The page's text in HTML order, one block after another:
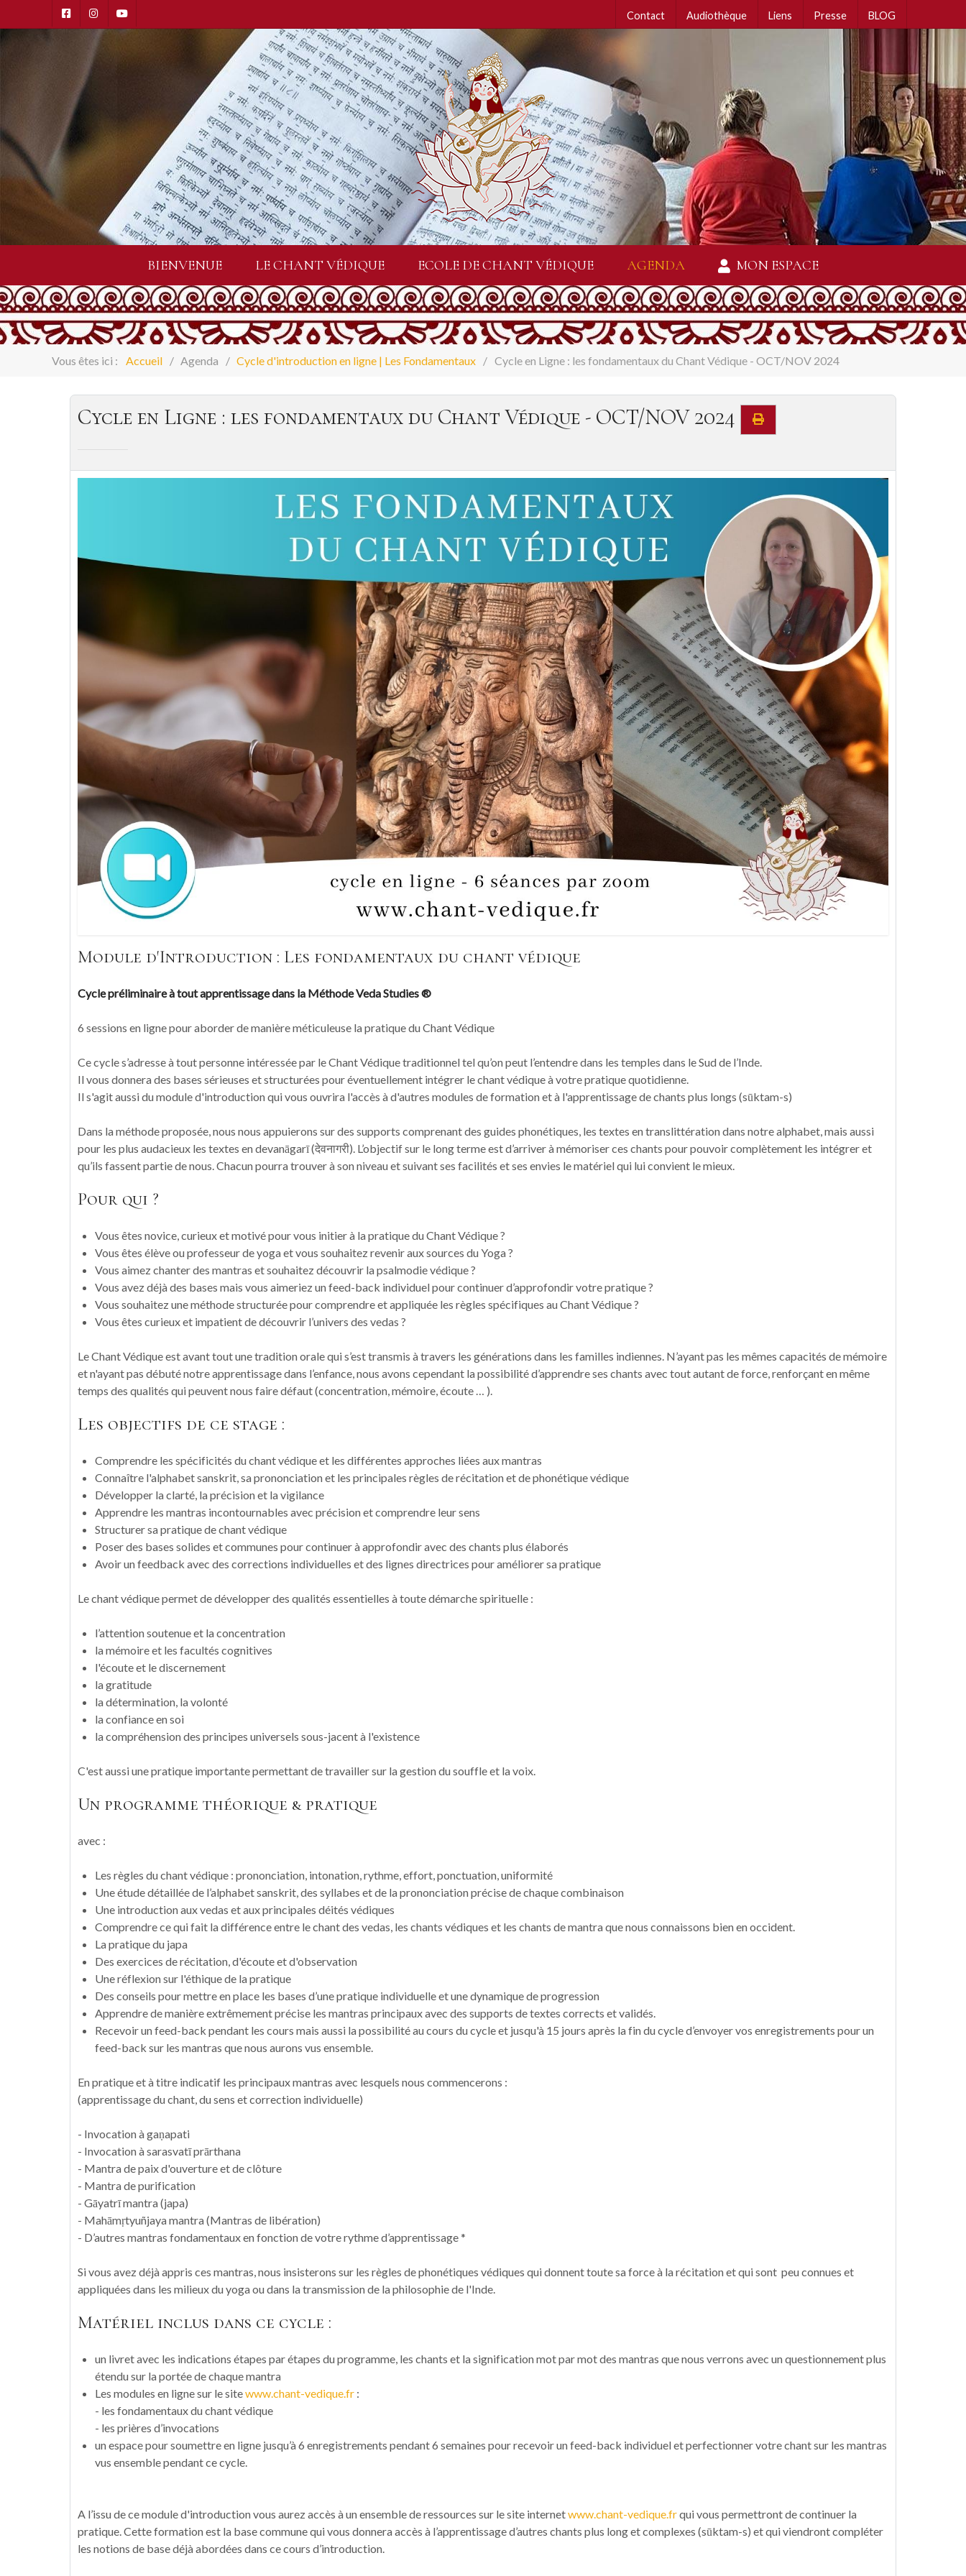
Contact Audiothèque Liens Presse BLOG
BIENVENUE LE CHANT VÉDIQUE ECOLE DE CHANT VÉDIQUE AGENDA MON ESPACE
Vous êtes ici : Accueil Agenda Cycle d'introduction en ligne | Les Fondamentaux Cycle en Ligne : les fondamentaux du Chant Védique - OCT/NOV 2024
Cycle en Ligne : les fondamentaux du Chant Védique - OCT/NOV 2024
Module d'Introduction : Les fondamentaux du chant védique
Cycle préliminaire à tout apprentissage dans la Méthode Veda Studies ®
6 sessions en ligne pour aborder de manière méticuleuse la pratique du Chant Védique
Ce cycle s’adresse à tout personne intéressée par le Chant Védique traditionnel tel qu’on peut l’entendre dans les temples dans le Sud de l’Inde.
Il vous donnera des bases sérieuses et structurées pour éventuellement intégrer le chant védique à votre pratique quotidienne.
Il s'agit aussi du module d'introduction qui vous ouvrira l'accès à d'autres modules de formation et à l'apprentissage de chants plus longs (sūktam-s)
Dans la méthode proposée, nous nous appuierons sur des supports comprenant des guides phonétiques, les textes en translittération dans notre alphabet, mais aussi
pour les plus audacieux les textes en devanāgarī (देवनागरी). L’objectif sur le long terme est d’arriver à mémoriser ces chants pour pouvoir complètement les intégrer et
qu’ils fassent partie de nous. Chacun pourra trouver à son niveau et suivant ses facilités et ses envies le matériel qui lui convient le mieux.
Pour qui ?
Vous êtes novice, curieux et motivé pour vous initier à la pratique du Chant Védique ?
Vous êtes élève ou professeur de yoga et vous souhaitez revenir aux sources du Yoga ?
Vous aimez chanter des mantras et souhaitez découvrir la psalmodie védique ?
Vous avez déjà des bases mais vous aimeriez un feed-back individuel pour continuer d’approfondir votre pratique ?
Vous souhaitez une méthode structurée pour comprendre et appliquée les règles spécifiques au Chant Védique ?
Vous êtes curieux et impatient de découvrir l’univers des vedas ?
Le Chant Védique est avant tout une tradition orale qui s’est transmis à travers les générations dans les familles indiennes. N’ayant pas les mêmes capacités de mémoire
et n'ayant pas débuté notre apprentissage dans l’enfance, nous avons cependant la possibilité d’apprendre ses chants avec tout autant de force, renforçant en même
temps des qualités qui peuvent nous faire défaut (concentration, mémoire, écoute … ).
Les objectifs de ce stage :
Comprendre les spécificités du chant védique et les différentes approches liées aux mantras
Connaître l'alphabet sanskrit, sa prononciation et les principales règles de récitation et de phonétique védique
Développer la clarté, la précision et la vigilance
Apprendre les mantras incontournables avec précision et comprendre leur sens
Structurer sa pratique de chant védique
Poser des bases solides et communes pour continuer à approfondir avec des chants plus élaborés
Avoir un feedback avec des corrections individuelles et des lignes directrices pour améliorer sa pratique
Le chant védique permet de développer des qualités essentielles à toute démarche spirituelle :
l’attention soutenue et la concentration
la mémoire et les facultés cognitives
l'écoute et le discernement
la gratitude
la détermination, la volonté
la confiance en soi
la compréhension des principes universels sous-jacent à l'existence
C'est aussi une pratique importante permettant de travailler sur la gestion du souffle et la voix.
Un programme théorique & pratique
avec :
Les règles du chant védique : prononciation, intonation, rythme, effort, ponctuation, uniformité
Une étude détaillée de l’alphabet sanskrit, des syllabes et de la prononciation précise de chaque combinaison
Une introduction aux vedas et aux principales déités védiques
Comprendre ce qui fait la différence entre le chant des vedas, les chants védiques et les chants de mantra que nous connaissons bien en occident.
La pratique du japa
Des exercices de récitation, d'écoute et d'observation
Une réflexion sur l'éthique de la pratique
Des conseils pour mettre en place les bases d’une pratique individuelle et une dynamique de progression
Apprendre de manière extrêmement précise les mantras principaux avec des supports de textes corrects et validés.
Recevoir un feed-back pendant les cours mais aussi la possibilité au cours du cycle et jusqu'à 15 jours après la fin du cycle d’envoyer vos enregistrements pour un
feed-back sur les mantras que nous aurons vus ensemble.
En pratique et à titre indicatif les principaux mantras avec lesquels nous commencerons :
(apprentissage du chant, du sens et correction individuelle)
- Invocation à gaṇapati
- Invocation à sarasvatī prārthana
- Mantra de paix d'ouverture et de clôture
- Mantra de purification
- Gāyatrī mantra (japa)
- Mahāmṛtyuñjaya mantra (Mantras de libération)
- D’autres mantras fondamentaux en fonction de votre rythme d’apprentissage *
Si vous avez déjà appris ces mantras, nous insisterons sur les règles de phonétiques védiques qui donnent toute sa force à la récitation et qui sont peu connues et
appliquées dans les milieux du yoga ou dans la transmission de la philosophie de l'Inde.
Matériel inclus dans ce cycle :
un livret avec les indications étapes par étapes du programme, les chants et la signification mot par mot des mantras que nous verrons avec un questionnement plus
étendu sur la portée de chaque mantra
Les modules en ligne sur le sitewww.chant-vedique.fr :
- les fondamentaux du chant védique
- les prières d’invocations
un espace pour soumettre en ligne jusqu’à 6 enregistrements pendant 6 semaines pour recevoir un feed-back individuel et perfectionner votre chant sur les mantras
vus ensemble pendant ce cycle.
A l’issu de ce module d'introduction vous aurez accès à un ensemble de ressources sur le site internetwww.chant-vedique.frqui vous permettront de continuer la
pratique. Cette formation est la base commune qui vous donnera accès à l’apprentissage d’autres chants plus long et complexes (sūktam-s) et qui viendront compléter
les notions de base déjà abordées dans ce cours d’introduction.